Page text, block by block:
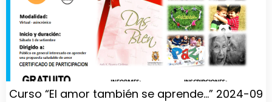
Curso “El amor también se aprende…” 2024-09